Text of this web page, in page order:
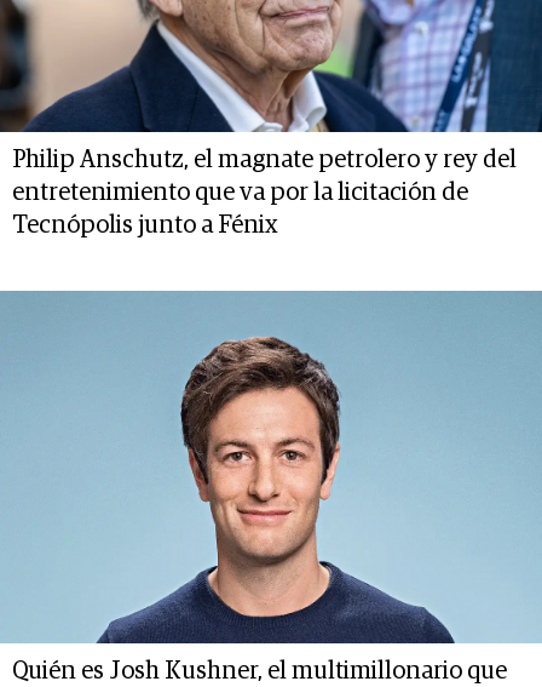
Philip Anschutz, el magnate petrolero y rey del
entretenimiento que va por la licitación de
Tecnópolis junto a Fénix
Quién es Josh Kushner, el multimillonario que